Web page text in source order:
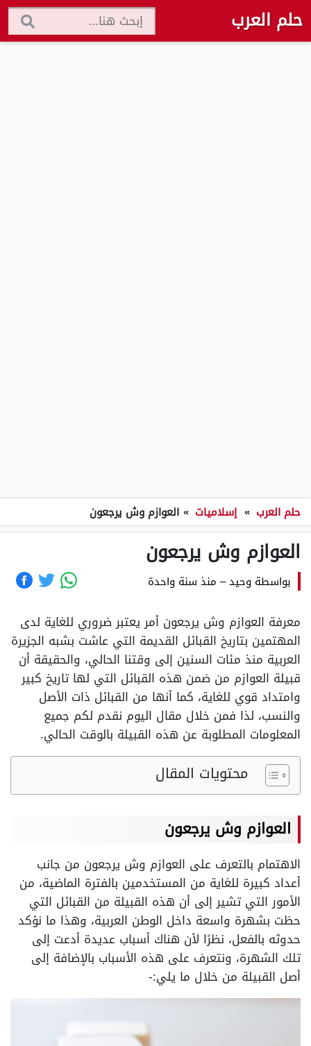
حلم العرب
حلم العرب » إسلاميات » العوازم وش يرجعون
العوازم وش يرجعون
بواسطة وحيد– منذ سنة واحدة
معرفة العوازم وش يرجعون أمر يعتبر ضروري للغاية لدى
المهتمين بتاريخ القبائل القديمة التي عاشت بشبه الجزيرة
العربية منذ مئات السنين إلى وقتنا الحالي، والحقيقة أن
قبيلة العوازم من ضمن هذه القبائل التي لها تاريخ كبير
وامتداد قوي للغاية، كما أنها من القبائل ذات الأصل
والنسب، لذا فمن خلال مقال اليوم نقدم لكم جميع
المعلومات المطلوبة عن هذه القبيلة بالوقت الحالي.
محتويات المقال
العوازم وش يرجعون
الاهتمام بالتعرف على العوازم وش يرجعون من جانب
أعداد كبيرة للغاية من المستخدمين بالفترة الماضية، من
الأمور التي تشير إلى أن هذه القبيلة من القبائل التي
حظت بشهرة واسعة داخل الوطن العربية، وهذا ما نؤكد
حدوثه بالفعل، نظرًا لأن هناك أسباب عديدة أدعت إلى
تلك الشهرة، ونتعرف على هذه الأسباب بالإضافة إلى
أصل القبيلة من خلال ما يلي:-